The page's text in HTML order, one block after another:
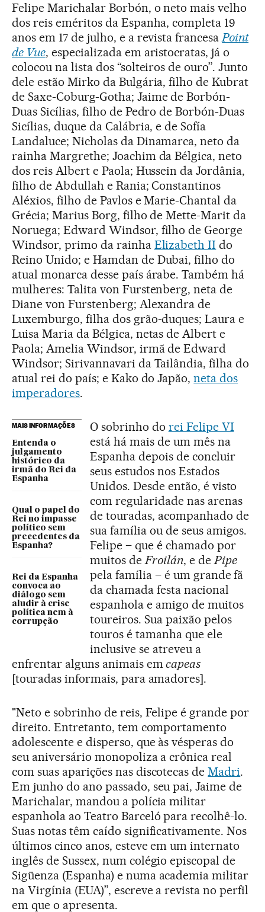
Felipe Marichalar Borbón, o neto mais velho
dos reis eméritos da Espanha, completa 19
anos em 17 de julho, e a revista francesaPoint
de Vue, especializada em aristocratas, já o
colocou na lista dos “solteiros de ouro”. Junto
dele estão Mirko da Bulgária, filho de Kubrat
de Saxe-Coburg-Gotha; Jaime de Borbón-
Duas Sicílias, filho de Pedro de Borbón-Duas
Sicílias, duque da Calábria, e de Sofía
Landaluce; Nicholas da Dinamarca, neto da
rainha Margrethe; Joachim da Bélgica, neto
dos reis Albert e Paola; Hussein da Jordânia,
filho de Abdullah e Rania; Constantinos
Aléxios, filho de Pavlos e Marie-Chantal da
Grécia; Marius Borg, filho de Mette-Marit da
Noruega; Edward Windsor, filho de George
Windsor, primo da rainha Elizabeth II do
Reino Unido; e Hamdan de Dubai, filho do
atual monarca desse país árabe. Também há
mulheres: Talita von Furstenberg, neta de
Diane von Furstenberg; Alexandra de
Luxemburgo, filha dos grão-duques; Laura e
Luisa Maria da Bélgica, netas de Albert e
Paola; Amelia Windsor, irmã de Edward
Windsor; Sirivannavari da Tailândia, filha do
atual rei do país; e Kako do Japão,neta dos
imperadores.
MAIS INFORMAÇÕES
Entenda o
julgamento
histórico da
irmã do Rei da
Espanha
Qual o papel do
Rei no impasse
político sem
precedentes da
Espanha?
Rei da Espanha
convoca ao
diálogo sem
aludir à crise
política nem à
corrupção
O sobrinho do rei Felipe VI
está há mais de um mês na
Espanha depois de concluir
seus estudos nos Estados
Unidos. Desde então, é visto
com regularidade nas arenas
de touradas, acompanhado de
sua família ou de seus amigos.
Felipe – que é chamado por
muitos deFroilán, e dePipe
pela família – é um grande fã
da chamada festa nacional
espanhola e amigo de muitos
toureiros. Sua paixão pelos
touros é tamanha que ele
inclusive se atreveu a
enfrentar alguns animais emcapeas
[touradas informais, para amadores].
"Neto e sobrinho de reis, Felipe é grande por
direito. Entretanto, tem comportamento
adolescente e disperso, que às vésperas do
seu aniversário monopoliza a crônica real
com suas aparições nas discotecas deMadri.
Em junho do ano passado, seu pai, Jaime de
Marichalar, mandou a polícia militar
espanhola ao Teatro Barceló para recolhê-lo.
Suas notas têm caído significativamente. Nos
últimos cinco anos, esteve em um internato
inglês de Sussex, num colégio episcopal de
Sigüenza (Espanha) e numa academia militar
na Virgínia (EUA)”, escreve a revista no perfil
em que o apresenta.